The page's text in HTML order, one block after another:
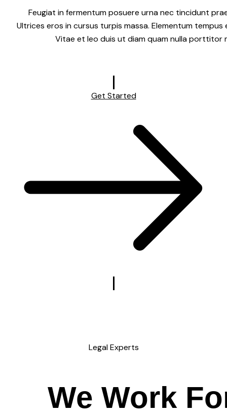
Feugiat in fermentum posuere urna nec tincidunt
Ultrices eros in cursus turpis massa. Elementum tempus
Vitae et leo duis ut diam quam nulla porttitor
Get Started
Legal Experts
We Work